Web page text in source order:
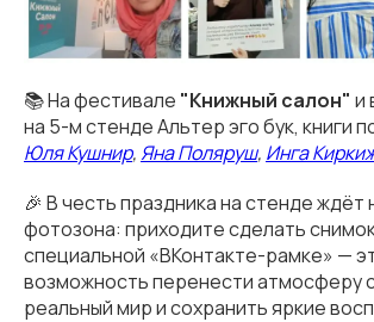
📚 На фестивале "Книжный салон" и
на 5-м стенде Альтер эго бук, книги
Юля Кушнир, Яна Поляруш, Инга
🎉 В честь праздника на стенде ждёт
фотозона: приходите сделать
специальной «ВКонтакте-рамке» —
возможность перенести атмосферу
реальный мир и сохранить яркие